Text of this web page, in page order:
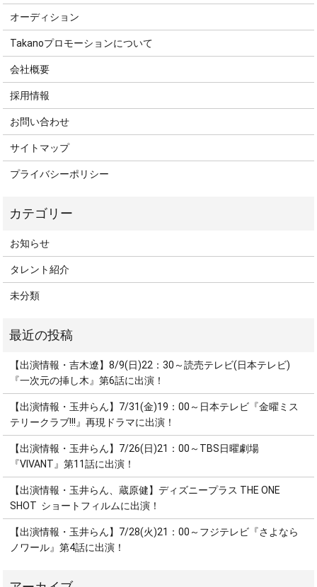
オーディション
Takanoプロモーションについて
会社概要
採用情報
お問い合わせ
サイトマップ
プライバシーポリシー
お知らせ
タレント紹介
未分類
【出演情報・吉木遼】8/9(日)22：30～読売テレビ(日本テレビ)
『一次元の挿し木』第6話に出演！
【出演情報・玉井らん】7/31(金)19：00～日本テレビ『金曜ミス
テリークラブ!!!』再現ドラマに出演！
【出演情報・玉井らん】7/26(日)21：00～TBS日曜劇場
『VIVANT』第11話に出演！
【出演情報・玉井らん、蔵原健】ディズニープラス THE ONE
SHOT ショートフィルムに出演！
【出演情報・玉井らん】7/28(火)21：00～フジテレビ『さよなら
ノワール』第4話に出演！